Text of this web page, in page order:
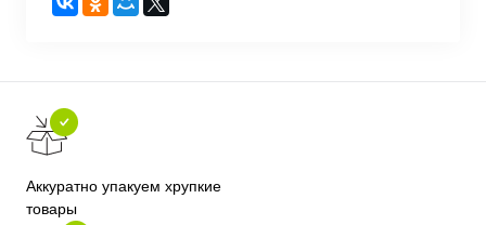
Аккуратно упакуем хрупкие
товары